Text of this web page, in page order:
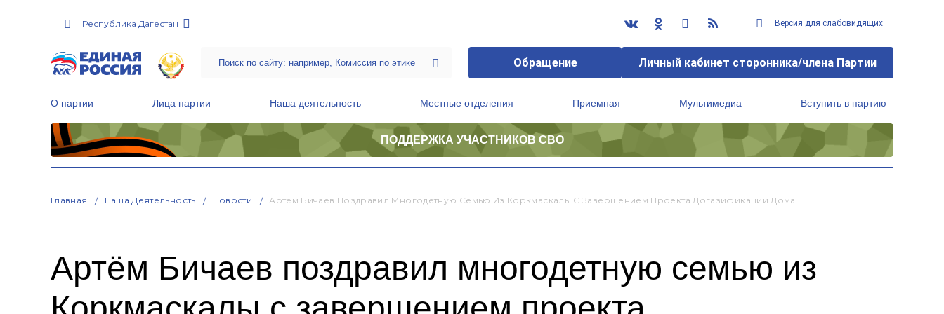
Республика Дагестан Версия для слабовидящих
Обращение Личный кабинет сторонника/члена Партии
О партии Лица партии Наша деятельность Местные отделения Приемная Мультимедиа Вступить в партию
ПОДДЕРЖКА УЧАСТНИКОВ СВО
Главная Наша Деятельность Новости Артём Бичаев Поздравил Многодетную Семью Из Коркмаскалы С Завершением Проекта Догазификации Дома
Артём Бичаев поздравил многодетную семью из